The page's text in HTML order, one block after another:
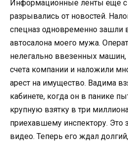
Информационные ленты еще с
разрывались от новостей.
спецназ одновременно зашли
автосалона моего мужа.
нелегально ввезенных машин,
счета компании и наложили
арест на имущество. Вадима
кабинете, когда он в панике
крупную взятку в три
приехавшему инспектору. Это
видео. Теперь его ждал